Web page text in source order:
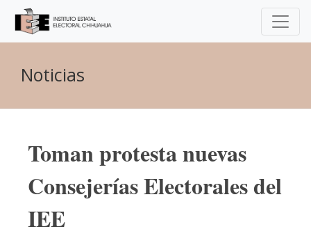
Noticias
Toman protesta nuevas
Consejerías Electorales del
IEE